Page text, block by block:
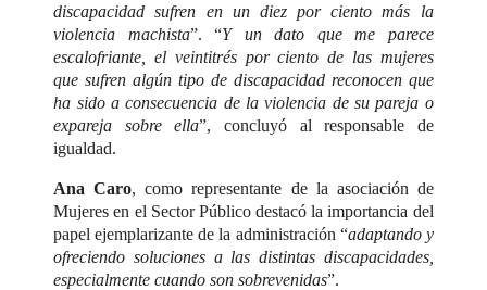
discapacidad sufren en un diez por ciento más la
violencia machista”. “Y un dato que me parece
escalofriante, el veintitrés por ciento de las mujeres
que sufren algún tipo de discapacidad reconocen que
ha sido a consecuencia de la violencia de su pareja o
expareja sobre ella”, concluyó al responsable de
igualdad.
Ana Caro, como representante de la asociación de
Mujeres en el Sector Público destacó la importancia del
papel ejemplarizante de la administración “adaptando y
ofreciendo soluciones a las distintas discapacidades,
especialmente cuando son sobrevenidas”.